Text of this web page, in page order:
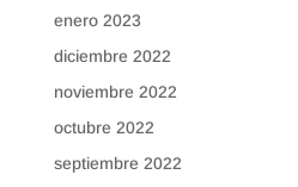
enero 2023
diciembre 2022
noviembre 2022
octubre 2022
septiembre 2022